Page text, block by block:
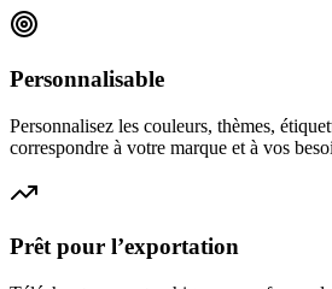
Personnalisable
Personnalisez les couleurs, thèmes,
correspondre à votre marque et à vos
Prêt pour l’exportation